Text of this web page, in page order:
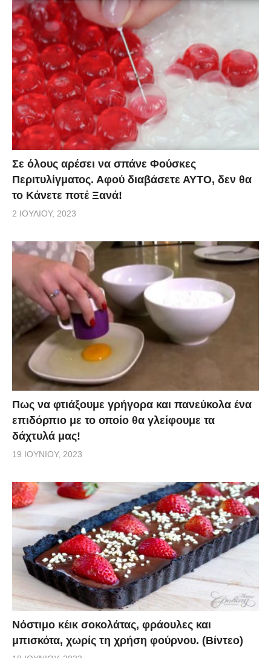
Σε όλους αρέσει να σπάνε Φούσκες
Περιτυλίγματος. Αφού διαβάσετε ΑΥΤΟ, δεν θα
το Κάνετε ποτέ Ξανά!
2 ΙΟΥΛΊΟΥ, 2023
Πως να φτιάξουμε γρήγορα και πανεύκολα ένα
επιδόρπιο με το οποίο θα γλείφουμε τα
δάχτυλά μας!
19 ΙΟΥΝΊΟΥ, 2023
Νόστιμο κέικ σοκολάτας, φράουλες και
μπισκότα, χωρίς τη χρήση φούρνου. (Βίντεο)